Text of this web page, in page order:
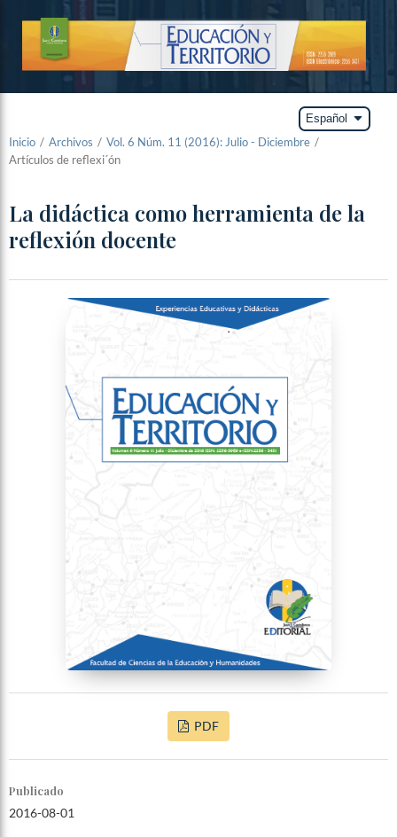
Español arrow_drop_down
Inicio / Archivos / Vol. 6 Núm. 11 (2016): Julio - Diciembre /
Artículos de reflexi´ón
La didáctica como herramienta de la
reflexión docente
PDF
Publicado
2016-08-01